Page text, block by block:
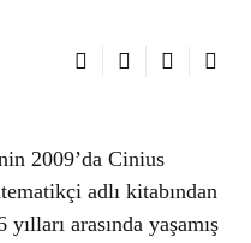
2009’da Cinius
adlı kitabından
arasında yaşamış